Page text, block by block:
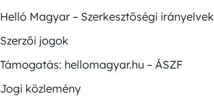
Helló Magyar – Szerkesztőségi irányelvek
Szerzői jogok
Támogatás: hellomagyar.hu – ÁSZF
Jogi közlemény